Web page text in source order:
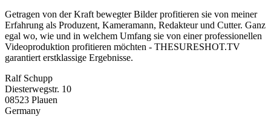
Getragen von der Kraft bewegter Bilder profitieren sie von meiner
Erfahrung als Produzent, Kameramann, Redakteur und Cutter. Ganz
egal wo, wie und in welchem Umfang sie von einer professionellen
Videoproduktion profitieren möchten - THESURESHOT.TV
garantiert erstklassige Ergebnisse.
Ralf Schupp
Diesterwegstr. 10
08523 Plauen
Germany